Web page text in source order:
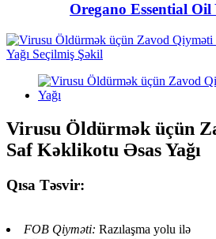
Oregano Essential Oil
Virusu Öldürmək üçün
Saf Kəklikotu Əsas Yağı
Qısa Təsvir:
FOB Qiyməti: Razılaşma yolu ilə